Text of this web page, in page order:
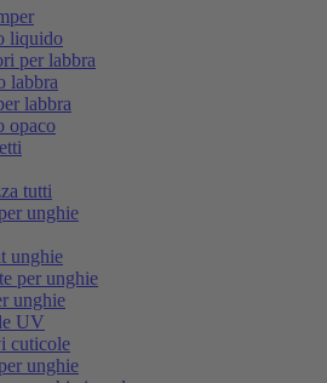
liquido
per labbra
labbra
labbra
opaco
tutti
unghie
unghie
per unghie
unghie
UV
cuticole
unghie